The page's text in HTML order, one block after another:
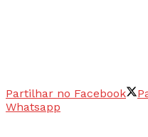
Partilhar no Facebook
Whatsapp